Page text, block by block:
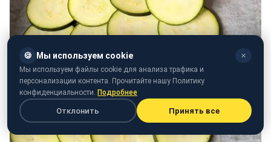
🍪 Мы используем cookie ✕
Мы используем файлы cookie для анализа трафика и
персонализации контента. Прочитайте нашу Политику
конфиденциальности. Подробнее
Отклонить Принять все